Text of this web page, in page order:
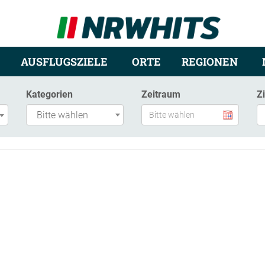
AUSFLUGSZIELE ORTE REGIONEN
Kategorien Zeitraum